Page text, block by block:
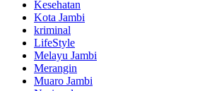
Kesehatan
Kota Jambi
kriminal
LifeStyle
Melayu Jambi
Merangin
Muaro Jambi